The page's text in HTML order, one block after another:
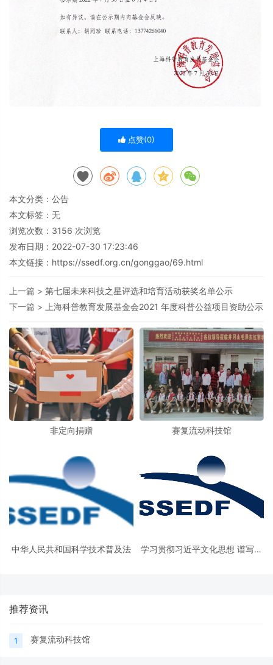
点赞(0)
本文分类： 公告
本文标签：无
浏览次数： 3156 次浏览
发布日期：2022-07-30 17:23:46
本文链接： https://ssedf.org.cn/gonggao/69.html
上一篇 > 第七届未来科技之星评选和培育活动获奖名单公示
下一篇 >
上海科普教育发展基金会2021 年度科普公益项目资助公示
非定向捐赠 赛复流动科技馆
中华人民共和国科学技术普及法
学习贯彻习近平文化思想 谱写科
推荐资讯
1 赛复流动科技馆